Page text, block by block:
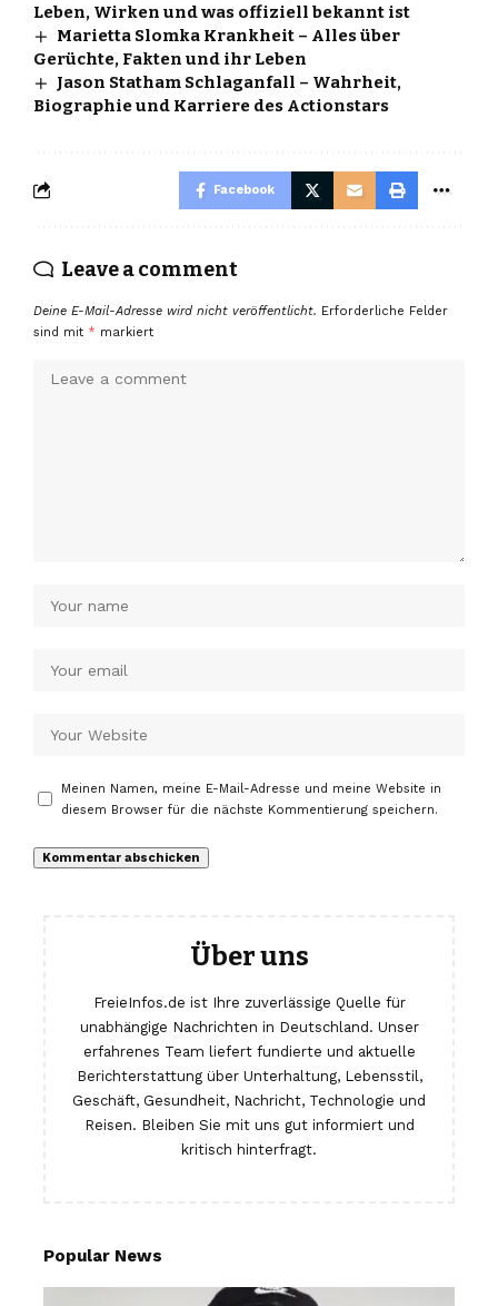
Leben, Wirken und was offiziell bekannt ist
Marietta Slomka Krankheit – Alles über
Gerüchte, Fakten und ihr Leben
Jason Statham Schlaganfall – Wahrheit,
Biographie und Karriere des Actionstars
Facebook
Leave a comment
Deine E-Mail-Adresse wird nicht veröffentlicht. Erforderliche Felder
sind mit * markiert
Meinen Namen, meine E-Mail-Adresse und meine Website in
diesem Browser für die nächste Kommentierung speichern.
Über uns
FreieInfos.de ist Ihre zuverlässige Quelle für
unabhängige Nachrichten in Deutschland. Unser
erfahrenes Team liefert fundierte und aktuelle
Berichterstattung über Unterhaltung, Lebensstil,
Geschäft, Gesundheit, Nachricht, Technologie und
Reisen. Bleiben Sie mit uns gut informiert und
kritisch hinterfragt.
Popular News